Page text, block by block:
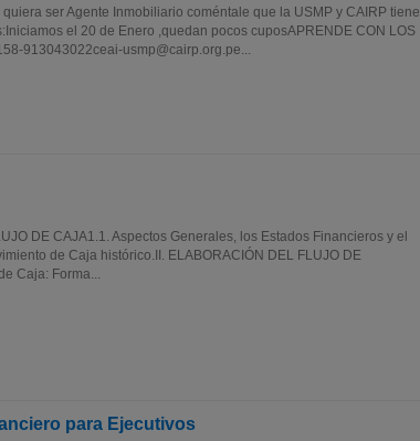
ser Agente Inmobiliario coméntale que la USMP y CAIRP tiene
el 20 de Enero ,quedan pocos cuposAPRENDE CON LOS
913043022ceai-usmp@cairp.org.pe...
DE CAJA1.1. Aspectos Generales, los Estados Financieros y el
de Caja histórico.II. ELABORACIÓN DEL FLUJO DE
Caja: Forma...
para Ejecutivos